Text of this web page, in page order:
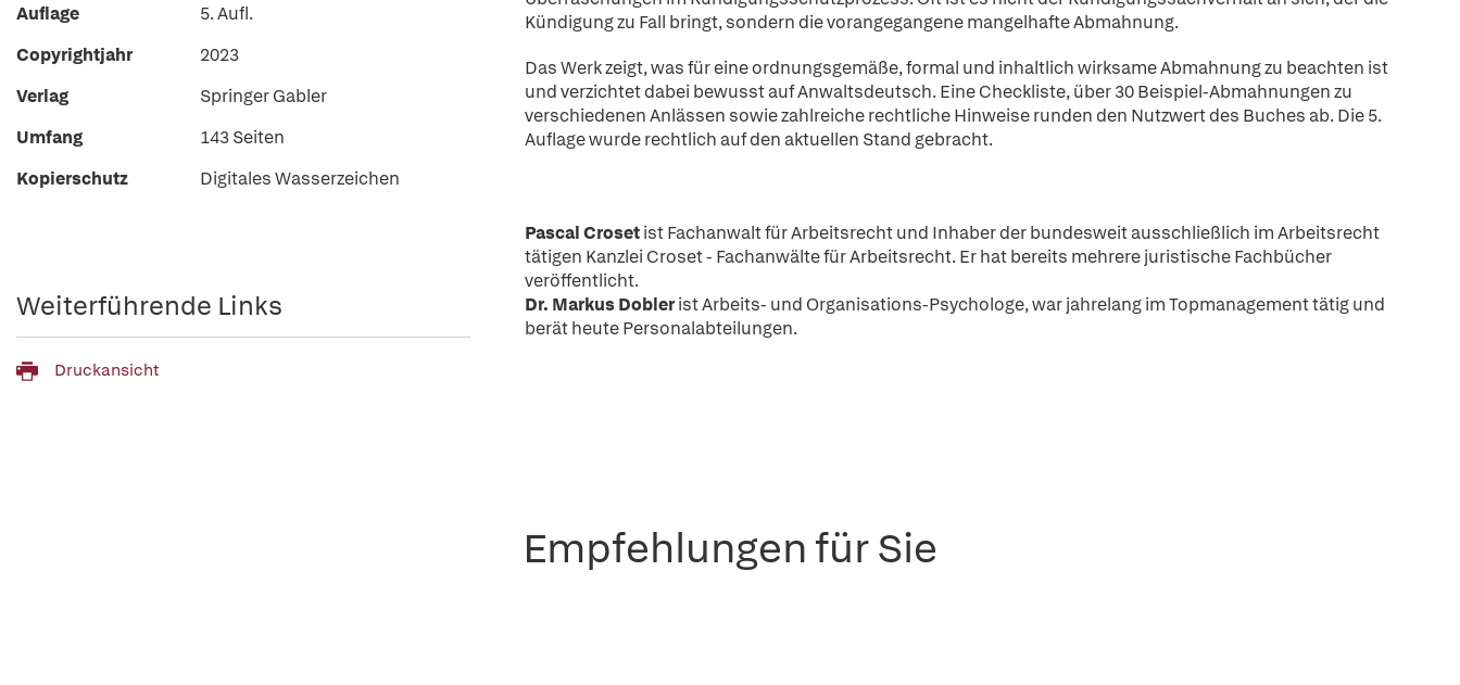
Kündigung zu Fall bringt, sondern die vorangegangene mangelhafte Abmahnung.
Das Werk zeigt, was für eine ordnungsgemäße, formal und inhaltlich wirksame Abmahnung zu beachten ist
und verzichtet dabei bewusst auf Anwaltsdeutsch. Eine Checkliste, über 30 Beispiel-Abmahnungen zu
verschiedenen Anlässen sowie zahlreiche rechtliche Hinweise runden den Nutzwert des Buches ab. Die 5.
Auflage wurde rechtlich auf den aktuellen Stand gebracht.
Pascal Crosetist Fachanwalt für Arbeitsrecht und Inhaber der bundesweit ausschließlich im Arbeitsrecht
tätigen Kanzlei Croset - Fachanwälte für Arbeitsrecht. Er hat bereits mehrere juristische Fachbücher
veröffentlicht.
Dr. Markus Doblerist Arbeits- und Organisations-Psychologe, war jahrelang im Topmanagement tätig und
berät heute Personalabteilungen.
Auflage
5. Aufl.
Copyrightjahr
2023
Verlag
Springer Gabler
Umfang
143 Seiten
Kopierschutz
Digitales Wasserzeichen
Weiterführende Links
Druckansicht
Empfehlungen für Sie